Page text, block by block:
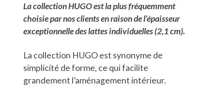
La collection HUGO est la plus fréquemment
choisie par nos clients en raison de l’épaisseur
exceptionnelle des lattes individuelles (2,1 cm).
La collection HUGO est synonyme de
simplicité de forme, ce qui facilite
grandement l’aménagement intérieur.